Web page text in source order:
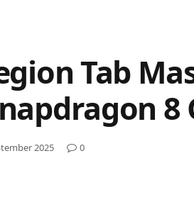
Tab
8
2025 0